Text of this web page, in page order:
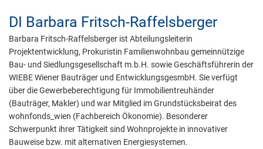
DI Barbara Fritsch-Raffelsberger
Barbara Fritsch-Raffelsberger ist Abteilungsleiterin
Projektentwicklung, Prokuristin Familienwohnbau gemeinnützige
Bau- und Siedlungsgesellschaft m.b.H. sowie Geschäftsführerin der
WIEBE Wiener Bauträger und EntwicklungsgesmbH. Sie verfügt
über die Gewerbeberechtigung für Immobilientreuhänder
(Bauträger, Makler) und war Mitglied im Grundstücksbeirat des
wohnfonds_wien (Fachbereich Ökonomie). Besonderer
Schwerpunkt ihrer Tätigkeit sind Wohnprojekte in innovativer
Bauweise bzw. mit alternativen Energiesystemen.